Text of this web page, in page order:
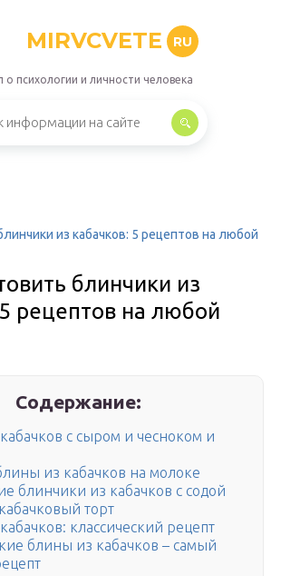
MIRVCVETE RU
о психологии и личности человека
из кабачков: 5 рецептов на любой
блинчики из
рецептов на любой
Содержание:
с сыром и чесноком и
из кабачков на молоке
блинчики из кабачков с содой
торт
классический рецепт
блины из кабачков – самый